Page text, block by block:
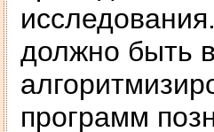
должно быть
программ